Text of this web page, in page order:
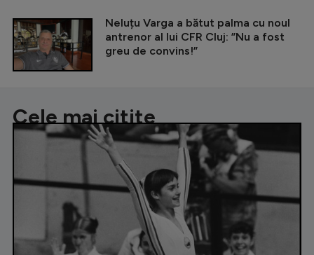
Neluțu Varga a bătut palma cu noul
antrenor al lui CFR Cluj: ”Nu a fost
greu de convins!”
Cele mai citite